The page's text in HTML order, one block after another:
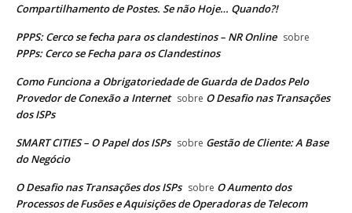
Compartilhamento de Postes. Se não Hoje… Quando?!
PPPS: Cerco se fecha para os clandestinos – NR Online sobre
PPPs: Cerco se Fecha para os Clandestinos
Como Funciona a Obrigatoriedade de Guarda de Dados Pelo
Provedor de Conexão a Internet sobre O Desafio nas Transações
dos ISPs
SMART CITIES – O Papel dos ISPs sobre Gestão de Cliente: A Base
do Negócio
O Desafio nas Transações dos ISPs sobre O Aumento dos
Processos de Fusões e Aquisições de Operadoras de Telecom